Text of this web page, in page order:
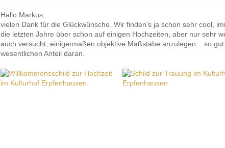
Hallo Markus,
vielen Dank für die Glückwünsche. Wir finden's ja schon sehr cool,
die letzten Jahre über schon auf einigen Hochzeiten, aber nur sehr
auch versucht, einigermaßen objektive Maßstäbe anzulegen... so
wesentlichen Anteil daran.